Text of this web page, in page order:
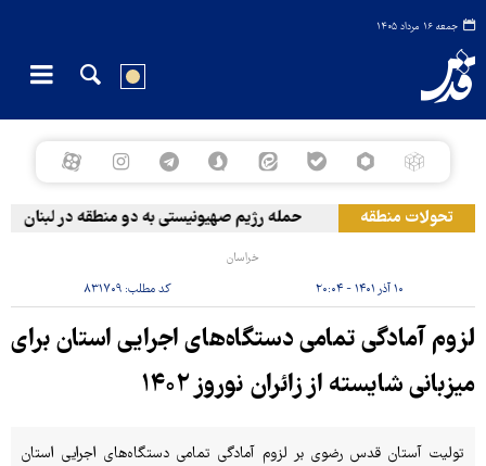
جمعه ۱۶ مرداد ۱۴۰۵
تحولات منطقه حمله رژیم صهیونیستی به دو منطقه در لبنان
خراسان
۱۰ آذر ۱۴۰۱ - ۲۰:۰۴ کد مطلب:۸۳۱۷۰۹
لزوم آمادگی تمامی دستگاه‌های اجرایی استان برای
میزبانی شایسته از زائران نوروز ۱۴۰۲
تولیت آستان قدس رضوی بر لزوم آمادگی تمامی دستگاه‌های اجرایی استان